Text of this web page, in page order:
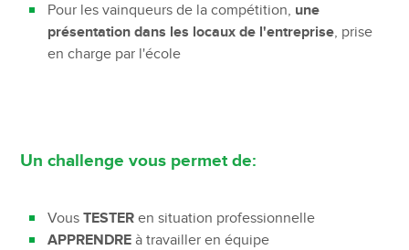
Pour les vainqueurs de la compétition, une
présentation dans les locaux de l'entreprise, prise
en charge par l'école
Un challenge vous permet de:
VousTESTERen situation professionnelle
APPRENDREà travailler en équipe